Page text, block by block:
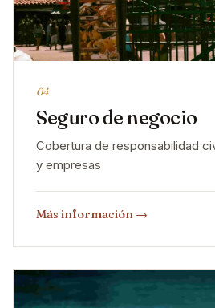
04
Seguro de negocio
Cobertura de responsabilidad
y empresas
Más información →